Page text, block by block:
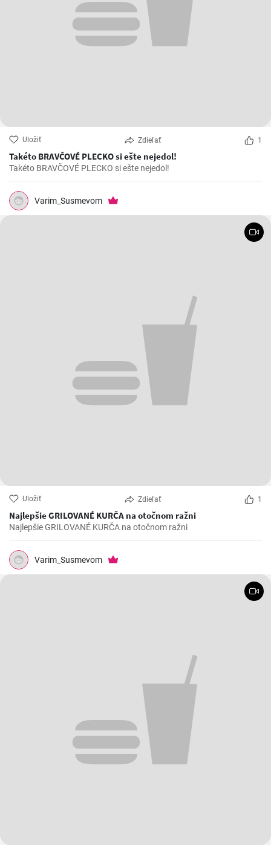
Uložiť Zdieľať 1
Takéto BRAVČOVÉ PLECKO si ešte nejedol!
Takéto BRAVČOVÉ PLECKO si ešte nejedol!
Varim_Susmevom
Uložiť Zdieľať 1
Najlepšie GRILOVANÉ KURČA na otočnom ražni
Najlepšie GRILOVANÉ KURČA na otočnom ražni
Varim_Susmevom